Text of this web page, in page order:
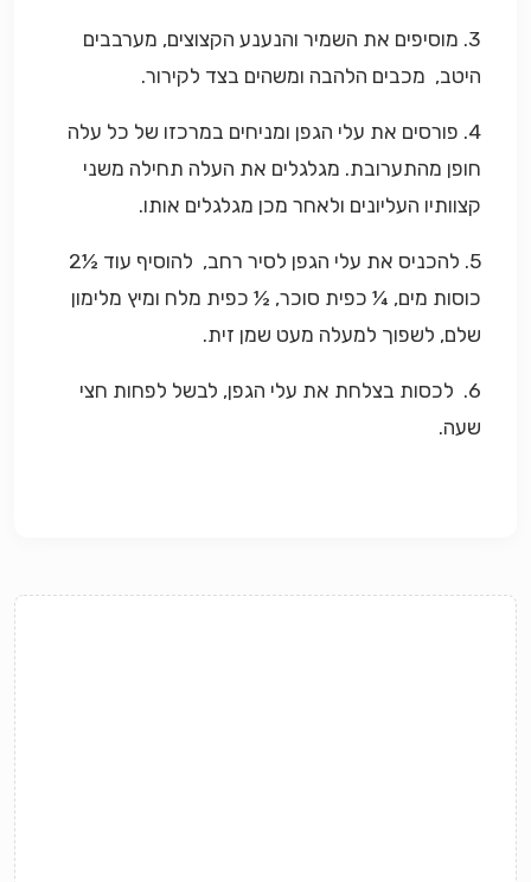
3. מוסיפים את השמיר והנענע הקצוצים, מערבבים
היטב, מכבים הלהבה ומשהים בצד לקירור.
4. פורסים את עלי הגפן ומניחים במרכזו של כל עלה
חופן מהתערובת. מגלגלים את העלה תחילה משני
קצוותיו העליונים ולאחר מכן מגלגלים אותו.
5. להכניס את עלי הגפן לסיר רחב, להוסיף עוד ½2
כוסות מים, ¼ כפית סוכר, ½ כפית מלח ומיץ מלימון
שלם, לשפוך למעלה מעט שמן זית.
6. לכסות בצלחת את עלי הגפן, לבשל לפחות חצי
שעה.